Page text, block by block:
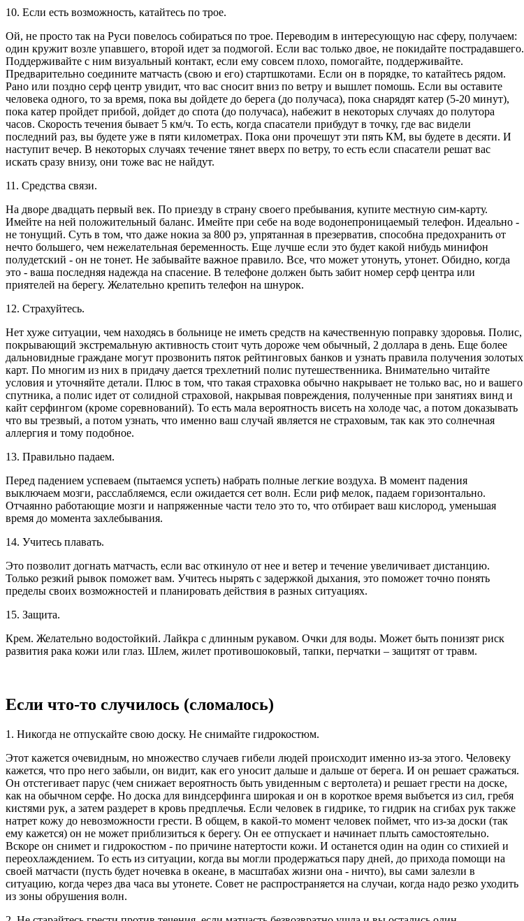
10. Если есть возможность, катайтесь по трое.
Ой, не просто так на Руси повелось собираться по трое. Переводим в интересующую нас сферу, получаем:
один кружит возле упавшего, второй идет за подмогой. Если вас только двое, не покидайте пострадавшего.
Поддерживайте с ним визуальный контакт, если ему совсем плохо, помогайте, поддерживайте.
Предварительно соедините матчасть (свою и его) стартшкотами. Если он в порядке, то катайтесь рядом.
Рано или поздно серф центр увидит, что вас сносит вниз по ветру и вышлет помошь. Если вы оставите
человека одного, то за время, пока вы дойдете до берега (до получаса), пока снарядят катер (5-20 минут),
пока катер пройдет прибой, дойдет до спота (до получаса), набежит в некоторых случаях до полутора
часов. Скорость течения бывает 5 км/ч. То есть, когда спасатели прибудут в точку, где вас видели
последний раз, вы будете уже в пяти километрах. Пока они прочешут эти пять КМ, вы будете в десяти. И
наступит вечер. В некоторых случаях течение тянет вверх по ветру, то есть если спасатели решат вас
искать сразу внизу, они тоже вас не найдут.
11. Средства связи.
На дворе двадцать первый век. По приезду в страну своего пребывания, купите местную сим-карту.
Имейте на ней положительный баланс. Имейте при себе на воде водонепроницаемый телефон. Идеально -
не тонущий. Суть в том, что даже нокиа за 800 рэ, упрятанная в презерватив, способна предохранить от
нечто большего, чем нежелательная беременность. Еще лучше если это будет какой нибудь минифон
полудетский - он не тонет. Не забывайте важное правило. Все, что может утонуть, утонет. Обидно, когда
это - ваша последняя надежда на спасение. В телефоне должен быть забит номер серф центра или
приятелей на берегу. Желательно крепить телефон на шнурок.
12. Страхуйтесь.
Нет хуже ситуации, чем находясь в больнице не иметь средств на качественную поправку здоровья. Полис,
покрывающий экстремальную активность стоит чуть дороже чем обычный, 2 доллара в день. Еще более
дальновидные граждане могут прозвонить пяток рейтинговых банков и узнать правила получения золотых
карт. По многим из них в придачу дается трехлетний полис путешественника. Внимательно читайте
условия и уточняйте детали. Плюс в том, что такая страховка обычно накрывает не только вас, но и вашего
спутника, а полис идет от солидной страховой, накрывая повреждения, полученные при занятиях винд и
кайт серфингом (кроме соревнований). То есть мала вероятность висеть на холоде час, а потом доказывать
что вы трезвый, а потом узнать, что именно ваш случай является не страховым, так как это солнечная
аллергия и тому подобное.
13. Правильно падаем.
Перед падением успеваем (пытаемся успеть) набрать полные легкие воздуха. В момент падения
выключаем мозги, расслабляемся, если ожидается сет волн. Если риф мелок, падаем горизонтально.
Отчаянно работающие мозги и напряженные части тело это то, что отбирает ваш кислород, уменьшая
время до момента захлебывания.
14. Учитесь плавать.
Это позволит догнать матчасть, если вас откинуло от нее и ветер и течение увеличивает дистанцию.
Только резкий рывок поможет вам. Учитесь нырять с задержкой дыхания, это поможет точно понять
пределы своих возможностей и планировать действия в разных ситуациях.
15. Защита.
Крем. Желательно водостойкий. Лайкра с длинным рукавом. Очки для воды. Может быть понизят риск
развития рака кожи или глаз. Шлем, жилет противошоковый, тапки, перчатки – защитят от травм.
Если что-то случилось (сломалось)
1. Никогда не отпускайте свою доску. Не снимайте гидрокостюм.
Этот кажется очевидным, но множество случаев гибели людей происходит именно из-за этого. Человеку
кажется, что про него забыли, он видит, как его уносит дальше и дальше от берега. И он решает сражаться.
Он отстегивает парус (чем снижает вероятность быть увиденным с вертолета) и решает грести на доске,
как на обычном серфе. Но доска для виндсерфинга широкая и он в короткое время выбъется из сил, гребя
кистями рук, а затем раздерет в кровь предплечья. Если человек в гидрике, то гидрик на сгибах рук также
натрет кожу до невозможности грести. В общем, в какой-то момент человек поймет, что из-за доски (так
ему кажется) он не может приблизиться к берегу. Он ее отпускает и начинает плыть самостоятельно.
Вскоре он снимет и гидрокостюм - по причине натертости кожи. И останется один на один со стихией и
переохлаждением. То есть из ситуации, когда вы могли продержаться пару дней, до прихода помощи на
своей матчасти (пусть будет ночевка в океане, в масштабах жизни она - ничто), вы сами залезли в
ситуацию, когда через два часа вы утонете. Совет не распространяется на случаи, когда надо резко уходить
из зоны обрушения волн.